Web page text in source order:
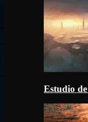
Estudio